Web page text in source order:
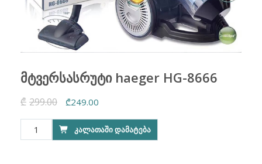
მტვერსასრუტი haeger HG-8666
₾ 299.00
Original
price
was:
₾249.00
price
is:
რაოდენობა:
მტვერსასრუტი
ᲙᲐᲚᲐᲗᲐᲨᲘ ᲓᲐᲛᲐᲢᲔᲑᲐ